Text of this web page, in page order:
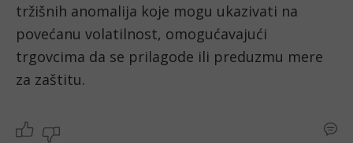
tržišnih anomalija koje mogu ukazivati na
povećanu volatilnost, omogućavajući
trgovcima da se prilagode ili preduzmu mere
za zaštitu.